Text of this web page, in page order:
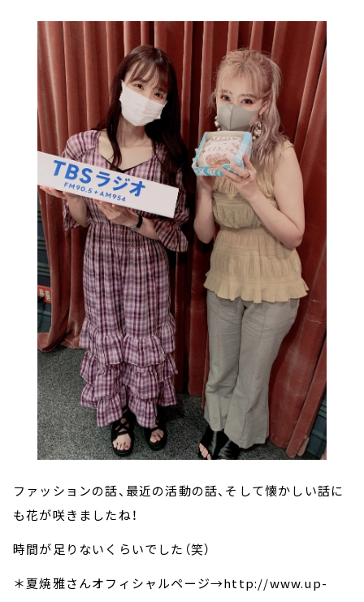
ファッションの話、最近の活動の話、そして懐かしい話に
も花が咲きましたね！
時間が足りないくらいでした（笑）
＊夏焼雅さんオフィシャルページ→http://www.up-